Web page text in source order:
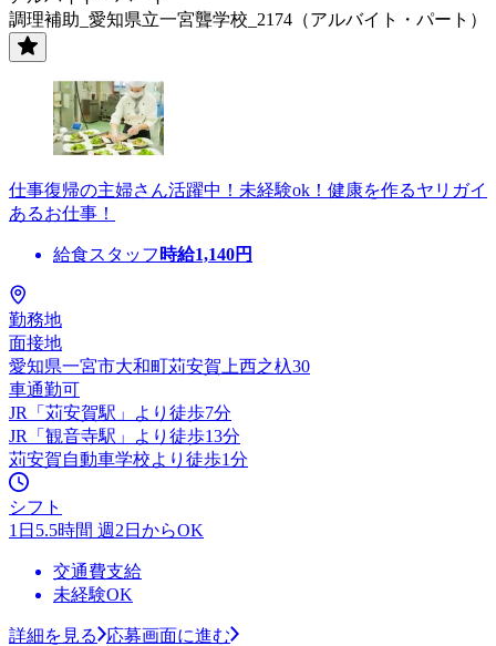
調理補助_愛知県立一宮聾学校_2174（アルバイト・パート）
仕事復帰の主婦さん活躍中！未経験ok！健康を作るヤリガイ
あるお仕事！
給食スタッフ 時給1,140円
勤務地
面接地
愛知県一宮市大和町苅安賀上西之杁30
車通勤可
JR「苅安賀駅」より徒歩7分
JR「観音寺駅」より徒歩13分
苅安賀自動車学校より徒歩1分
シフト
1日5.5時間 週2日からOK
交通費支給
未経験OK
詳細を見る
応募画面に進む